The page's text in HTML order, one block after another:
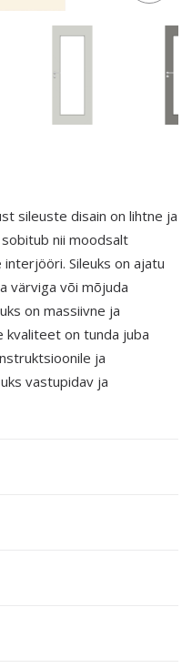
sileuste disain on lihtne ja
nii moodsalt
interjööri. Sileuks on ajatu
värviga või mõjuda
on massiivne ja
kvaliteet on tunda juba
ja
vastupidav ja